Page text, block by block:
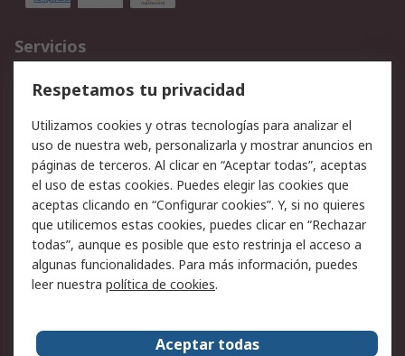
Servicios
Cómo realizar pedidos
Devoluciones
Facturación y pago
Ofertas
Soporte técnico
Legal
Aviso legal
Política de privacidad -
Actualizada
Política sobre cookies
Seguridad de emails
Certificaciones de
Condiciones de venta
Acerca de RS
Respetamos tu privacidad
Utilizamos cookies y otras tecnologías para analizar el
uso de nuestra web, personalizarla y mostrar anuncios en
páginas de terceros. Al clicar en “Aceptar todas”, aceptas
el uso de estas cookies. Puedes elegir las cookies que
aceptas clicando en “Configurar cookies”. Y, si no quieres
que utilicemos estas cookies, puedes clicar en “Rechazar
todas”, aunque es posible que esto restrinja el acceso a
algunas funcionalidades. Para más información, puedes
leer nuestra política de cookies.
Aceptar todas